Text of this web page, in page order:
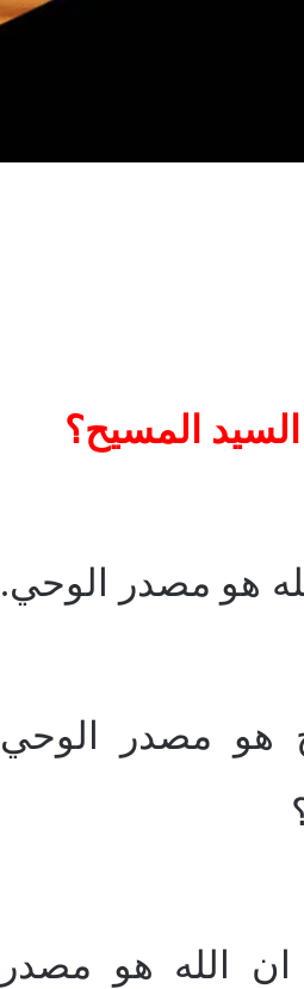
المسيح؟
هو مصدر الوحي.
هو مصدر الوحي
الله هو مصدر